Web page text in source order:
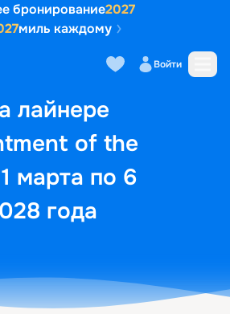
бронирование2027
миль каждому
Войти
лайнере
of the
марта по 6
года
Выбор кают Маршрут и